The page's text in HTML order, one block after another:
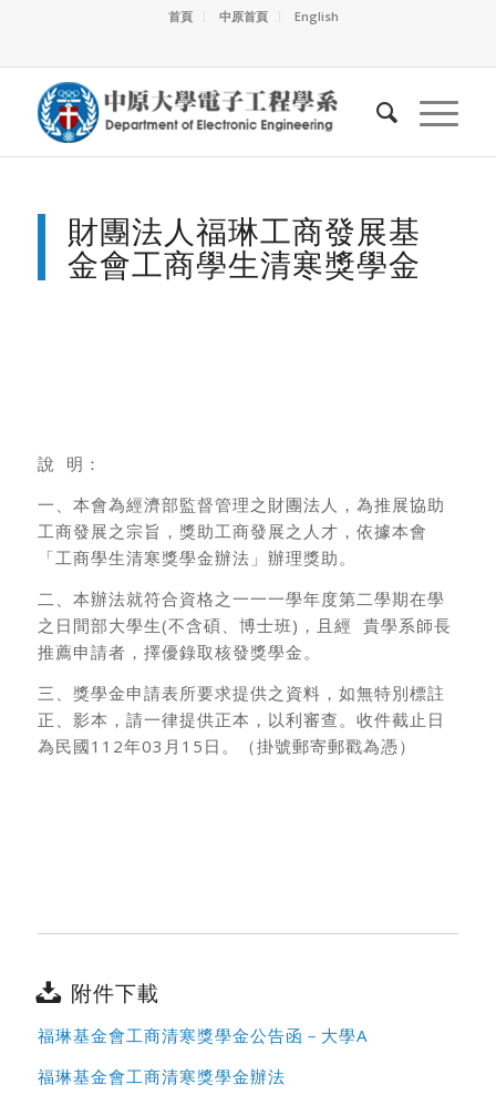
首頁 中原首頁 English
財團法人福琳工商發展基
金會工商學生清寒獎學金
說 明：
一、本會為經濟部監督管理之財團法人，為推展協助
工商發展之宗旨，獎助工商發展之人才，依據本會
「工商學生清寒獎學金辦法」辦理獎助。
二、本辦法就符合資格之一一一學年度第二學期在學
之日間部大學生(不含碩、博士班)，且經 貴學系師長
推薦申請者，擇優錄取核發獎學金。
三、獎學金申請表所要求提供之資料，如無特別標註
正、影本，請一律提供正本，以利審查。收件截止日
為民國112年03月15日。（掛號郵寄郵戳為憑）
附件下載
福琳基金會工商清寒獎學金公告函－大學A
福琳基金會工商清寒獎學金辦法